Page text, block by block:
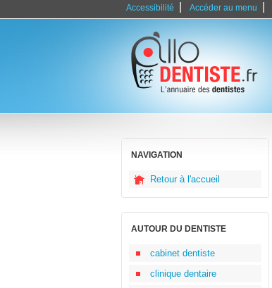
Accessibilité Accéder au menu
NAVIGATION
Retour à l'accueil
AUTOUR DU DENTISTE
cabinet dentiste
clinique dentaire